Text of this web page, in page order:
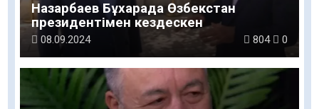
Назарбаев Бұхарада Өзбекстан
президентімен кездескен
08.09.2024 804 0